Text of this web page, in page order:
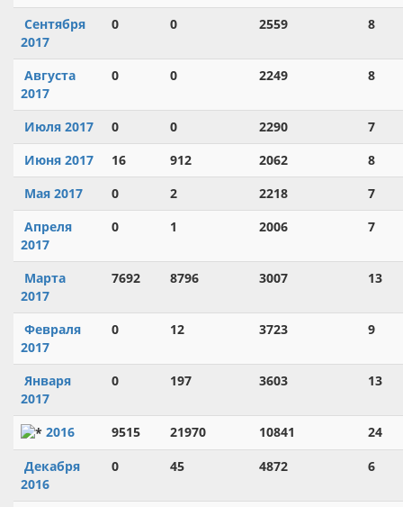
Сентября
2017
0 0 2559 8
Августа
2017
0 0 2249 8
Июля 2017 0 0 2290
7
Июня 2017
16 912 2062
8
Мая 2017
0 2 2218
7
Апреля
2017
0 1 2006 7
Марта
2017
7692 8796 3007 13
Февраля
2017
0 12 3723 9
Января
2017
0 197 3603 13
2016 9515 21970 10841
24
Декабря
2016
0 45 4872 6